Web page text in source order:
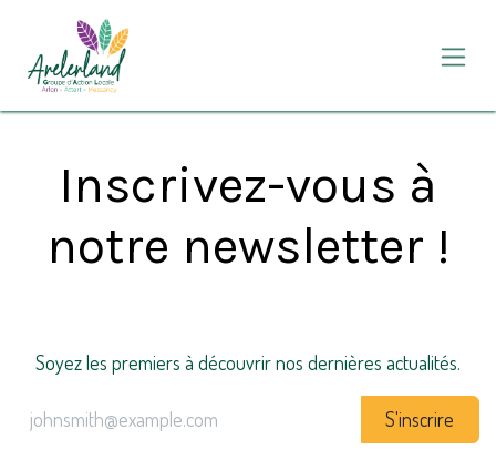
Se rendre au contenu
Inscrivez-vous à
notre newsletter !
Soyez les premiers à découvrir nos dernières actualités.
S'inscrire